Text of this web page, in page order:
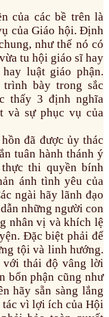
của các bề trên là
của Giáo hội. Định
như thế nó có
tu hội giáo sĩ hay
luật giáo phận.
bày trong sắc
thấy 3 định nghĩa
và sự phục vụ của
đã được ủy thác
tuân hành thánh ý
thi quyền bính
ánh tình yêu của
ngài hãy lãnh đạo
những người con
nhân vị và khích lệ
Đặc biệt phải để
tội và linh hướng.
với thái độ vâng lời
bổn phận cũng như
hãy sẵn sàng lắng
tác vì lợi ích của Hội